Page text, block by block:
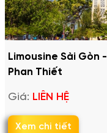
Limousine Sài Gòn -
Phan Thiết
Giá: LIÊN HỆ
Xem chi tiết